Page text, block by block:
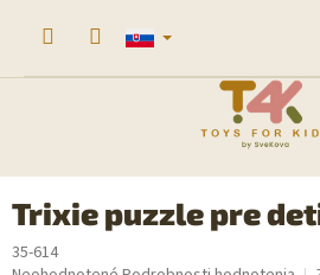
Trixie puzzle pre
35-614